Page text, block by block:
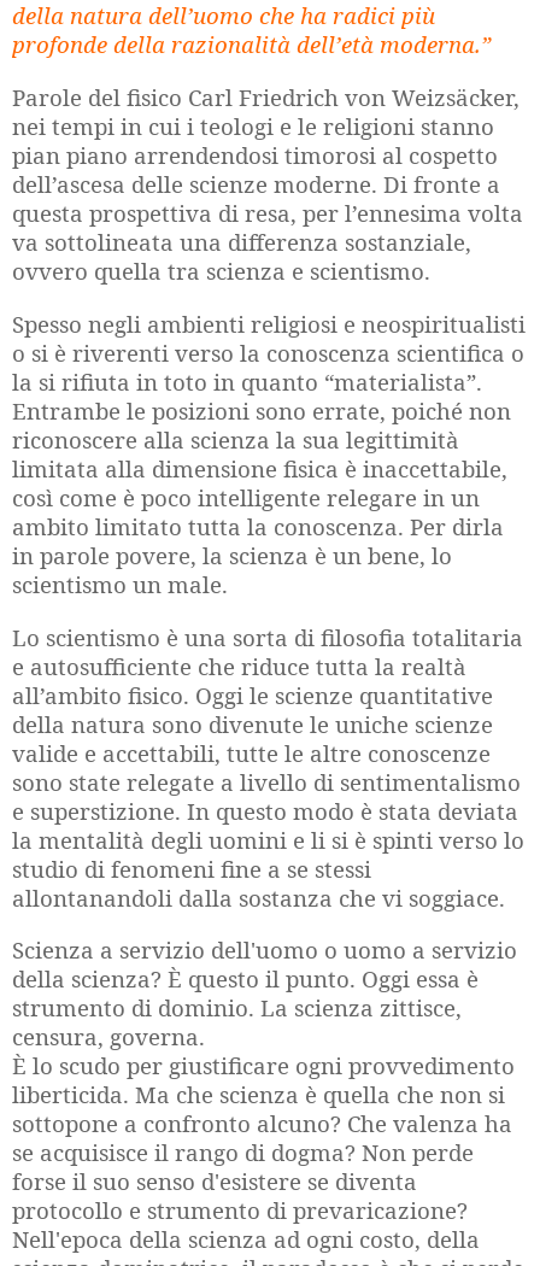
della natura dell’uomo che ha radici più
profonde della razionalità dell’età moderna.”
Parole del fisico Carl Friedrich von Weizsäcker,
nei tempi in cui i teologi e le religioni stanno
pian piano arrendendosi timorosi al cospetto
dell’ascesa delle scienze moderne. Di fronte a
questa prospettiva di resa, per l’ennesima volta
va sottolineata una differenza sostanziale,
ovvero quella tra scienza e scientismo.
Spesso negli ambienti religiosi e neospiritualisti
o si è riverenti verso la conoscenza scientifica o
la si rifiuta in toto in quanto “materialista”.
Entrambe le posizioni sono errate, poiché non
riconoscere alla scienza la sua legittimità
limitata alla dimensione fisica è inaccettabile,
così come è poco intelligente relegare in un
ambito limitato tutta la conoscenza. Per dirla
in parole povere, la scienza è un bene, lo
scientismo un male.
Lo scientismo è una sorta di filosofia totalitaria
e autosufficiente che riduce tutta la realtà
all’ambito fisico. Oggi le scienze quantitative
della natura sono divenute le uniche scienze
valide e accettabili, tutte le altre conoscenze
sono state relegate a livello di sentimentalismo
e superstizione. In questo modo è stata deviata
la mentalità degli uomini e li si è spinti verso lo
studio di fenomeni fine a se stessi
allontanandoli dalla sostanza che vi soggiace.
Scienza a servizio dell'uomo o uomo a servizio
della scienza? È questo il punto. Oggi essa è
strumento di dominio. La scienza zittisce,
censura, governa.
È lo scudo per giustificare ogni provvedimento
liberticida. Ma che scienza è quella che non si
sottopone a confronto alcuno? Che valenza ha
se acquisisce il rango di dogma? Non perde
forse il suo senso d'esistere se diventa
protocollo e strumento di prevaricazione?
Nell'epoca della scienza ad ogni costo, della